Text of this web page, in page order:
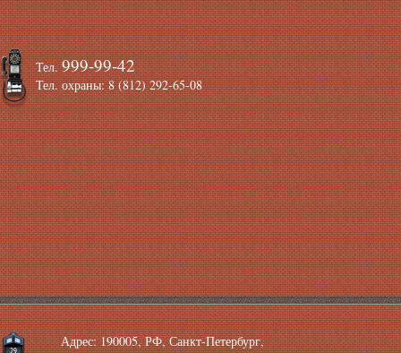
Тел.999-99-42
Тел. охраны: 8 (812) 292-65-08
Адрес: 190005, РФ, Санкт-Петербург,